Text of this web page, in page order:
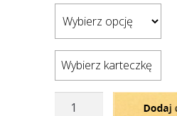
Wybierz karteczkę
ilość
Dodaj